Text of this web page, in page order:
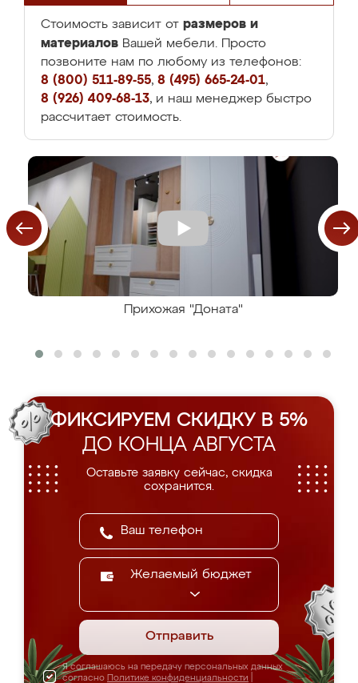
Стоимость зависит от размеров и
материалов Вашей мебели. Просто
позвоните нам по любому из телефонов:
8 (800) 511-89-55, 8 (495) 665-24-01,
8 (926) 409-68-13, и наш менеджер быстро
рассчитает стоимость.
Прихожая "Доната"
ФИКСИРУЕМ СКИДКУ В 5%
ДО КОНЦА АВГУСТА
Оставьте заявку сейчас, скидка
сохранится.
Желаемый бюджет
Отправить
Я соглашаюсь на передачу персональных данных
согласно Политике конфиденциальности